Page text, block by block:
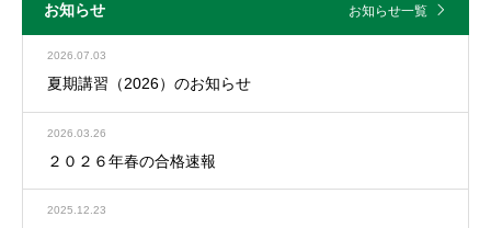
お知らせ お知らせ一覧
2026.07.03
夏期講習（2026）のお知らせ
2026.03.26
２０２６年春の合格速報
2025.12.23